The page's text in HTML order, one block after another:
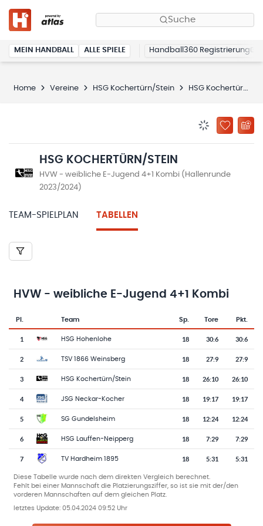
Suche
MEIN HANDBALL ALLE SPIELE Handball360 Registrierung
Home Vereine HSG Kochertürn/Stein HSG Kochertürn/Stein
ZU
HSG KOCHERTÜRN/STEIN
HVW - weibliche E-Jugend 4+1 Kombi (Hallenrunde
2023/2024)
TEAM-SPIELPLAN TABELLEN
HVW - weibliche E-Jugend 4+1 Kombi
Pl.
Team-Logo
Team Sp. Tore Pkt.
1 HSG Hohenlohe 18 30:6 30:6
2 TSV 1866 Weinsberg 18 27:9 27:9
3 HSG Kochertürn/Stein 18 26:10 26:10
4 JSG Neckar-Kocher 18 19:17 19:17
5 SG Gundelsheim 18 12:24 12:24
6 HSG Lauffen-Neipperg 18 7:29 7:29
7 TV Hardheim 1895 18 5:31 5:31
Diese Tabelle wurde nach dem direkten Vergleich berechnet.
Fehlt bei einer Mannschaft die Platzierungsziffer, so ist sie mit der/den
vorderen Mannschaften auf dem gleichen Platz.
letztes Update: 05.04.2024 09:52 Uhr